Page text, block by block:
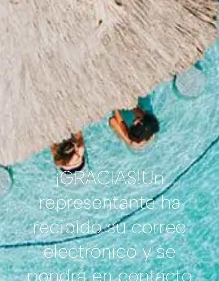
¡GRACIAS!Un
representante ha
recibido su correo
electrónico y se
pondrá en contacto